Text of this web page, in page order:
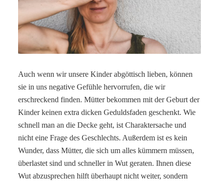
Auch wenn wir unsere Kinder abgöttisch lieben, können
sie in uns negative Gefühle hervorrufen, die wir
erschreckend finden. Mütter bekommen mit der Geburt der
Kinder keinen extra dicken Geduldsfaden geschenkt. Wie
schnell man an die Decke geht, ist Charaktersache und
nicht eine Frage des Geschlechts. Außerdem ist es kein
Wunder, dass Mütter, die sich um alles kümmern müssen,
überlastet sind und schneller in Wut geraten. Ihnen diese
Wut abzusprechen hilft überhaupt nicht weiter, sondern